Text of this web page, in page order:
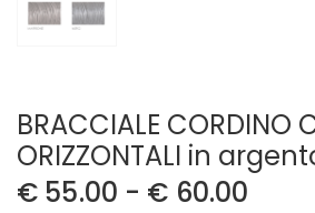
BRACCIALE CORDINO
ORIZZONTALI in
€ 55.00 - € 60.00